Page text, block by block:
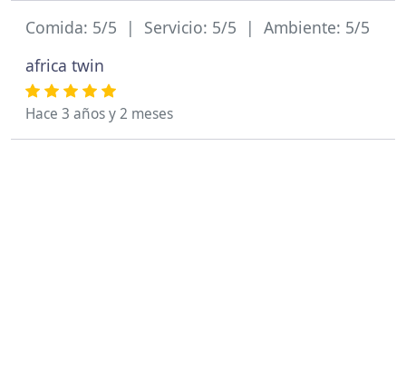
Comida: 5/5 | Servicio: 5/5 | Ambiente: 5/5
africa twin
Hace 3 años y 2 meses